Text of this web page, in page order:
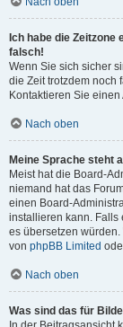
Ich habe die
falsch!
Wenn Sie sich sicher
die Zeit trotzdem noch
Kontaktieren Sie
Nach oben
Meine Sprache steht
Meist hat die Board-
niemand hat das
einen Board-
installieren kann. Falls
es übersetzen
von phpBB Limited
Nach oben
Was sind das für